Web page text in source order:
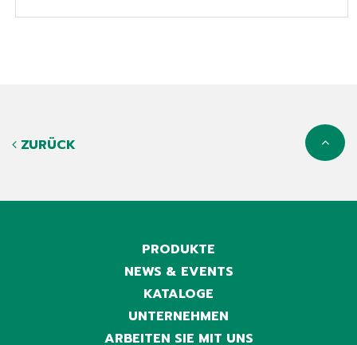
ZURÜCK
PRODUKTE
NEWS & EVENTS
KATALOGE
UNTERNEHMEN
ARBEITEN SIE MIT UNS